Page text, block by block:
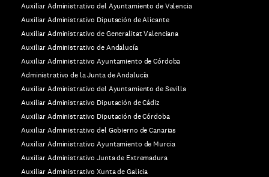
Auxiliar Administrativo del Ayuntamiento de Valencia
Auxiliar Administrativo Diputación de Alicante
Auxiliar Administrativo de Generalitat Valenciana
Auxiliar Administrativo de Andalucía
Auxiliar Administrativo Ayuntamiento de Córdoba
Administrativo de la Junta de Andalucía
Auxiliar Administrativo del Ayuntamiento de Sevilla
Auxiliar Administrativo Diputación de Cádiz
Auxiliar Administrativo Diputación de Córdoba
Auxiliar Administrativo del Gobierno de Canarias
Auxiliar Administrativo Ayuntamiento de Murcia
Auxiliar Administrativo Junta de Extremadura
Auxiliar Administrativo Xunta de Galicia